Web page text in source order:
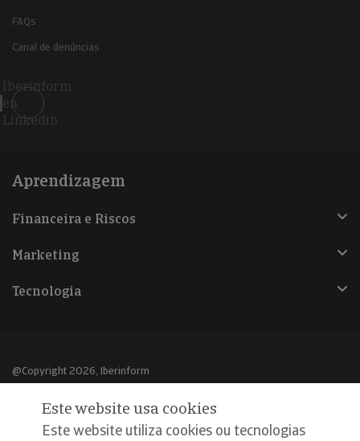
FAQs
Canal de denúncias
Iberinform
en
Linkedin
Aprendizagem
Financeira e Riscos
Marketing
Tecnologia
@Copyright 2026, Iberinform
Aviso legal
Política de cookies
Este website usa cookies
Este website utiliza cookies ou tecnologias